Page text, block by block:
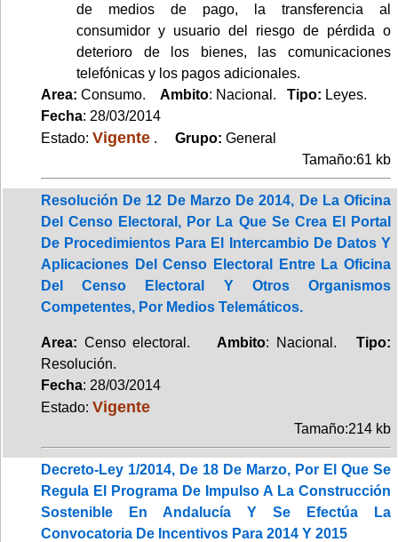
de medios de pago, la transferencia al
consumidor y usuario del riesgo de pérdida o
deterioro de los bienes, las comunicaciones
telefónicas y los pagos adicionales.
Area: Consumo. Ambito: Nacional. Tipo: Leyes.
Fecha: 28/03/2014
Estado: Vigente . Grupo: General
Tamaño:61 kb
Resolución De 12 De Marzo De 2014, De La Oficina
Del Censo Electoral, Por La Que Se Crea El Portal
De Procedimientos Para El Intercambio De Datos Y
Aplicaciones Del Censo Electoral Entre La Oficina
Del Censo Electoral Y Otros Organismos
Competentes, Por Medios Telemáticos.
Area: Censo electoral. Ambito: Nacional. Tipo:
Resolución.
Fecha: 28/03/2014
Estado: Vigente
Tamaño:214 kb
Decreto-Ley 1/2014, De 18 De Marzo, Por El Que Se
Regula El Programa De Impulso A La Construcción
Sostenible En Andalucía Y Se Efectúa La
Convocatoria De Incentivos Para 2014 Y 2015